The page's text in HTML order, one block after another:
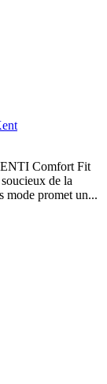
Comfort Fit
de la
mode promet un...